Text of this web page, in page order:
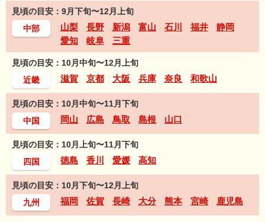
見頃の目安：9月下旬〜12月上旬
中部
山梨 長野 新潟 富山 石川 福井
静岡
愛知
岐阜 三重
見頃の目安：10月中旬〜12月上旬
近畿
滋賀 京都 大阪 兵庫 奈良 和歌山
見頃の目安：10月中旬〜11月下旬
中国
岡山 広島 鳥取 島根 山口
見頃の目安：10月上旬〜11月下旬
四国
徳島 香川 愛媛 高知
見頃の目安：10月下旬〜12月上旬
九州
福岡 佐賀 長崎 大分 熊本 宮崎 鹿児島